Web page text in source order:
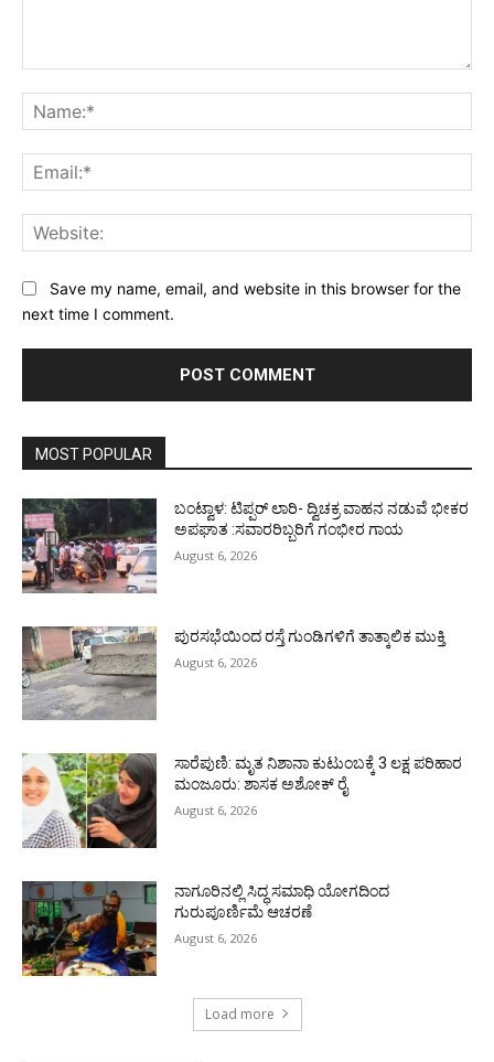
Save my name, email, and website in this browser for the
next time I comment.
MOST POPULAR
ಬಂಟ್ವಾಳ: ಟಿಪ್ಪರ್ ಲಾರಿ- ದ್ವಿಚಕ್ರ ವಾಹನ ನಡುವೆ ಭೀಕರ
ಅಪಘಾತ :ಸವಾರರಿಬ್ಬರಿಗೆ ಗಂಭೀರ ಗಾಯ
August 6, 2026
ಪುರಸಭೆಯಿಂದ ರಸ್ತೆ ಗುಂಡಿಗಳಿಗೆ ತಾತ್ಕಾಲಿಕ ಮುಕ್ತಿ
August 6, 2026
ಸಾರೆಪುಣಿ: ಮೃತ ನಿಶಾನಾ ಕುಟುಂಬಕ್ಕೆ 3 ಲಕ್ಷ ಪರಿಹಾರ
ಮಂಜೂರು: ಶಾಸಕ ಅಶೋಕ್ ರೈ
August 6, 2026
ನಾಗೂರಿನಲ್ಲಿ ಸಿದ್ಧ ಸಮಾಧಿ ಯೋಗದಿಂದ
ಗುರುಪೂರ್ಣಿಮೆ ಆಚರಣೆ
August 6, 2026
Load more